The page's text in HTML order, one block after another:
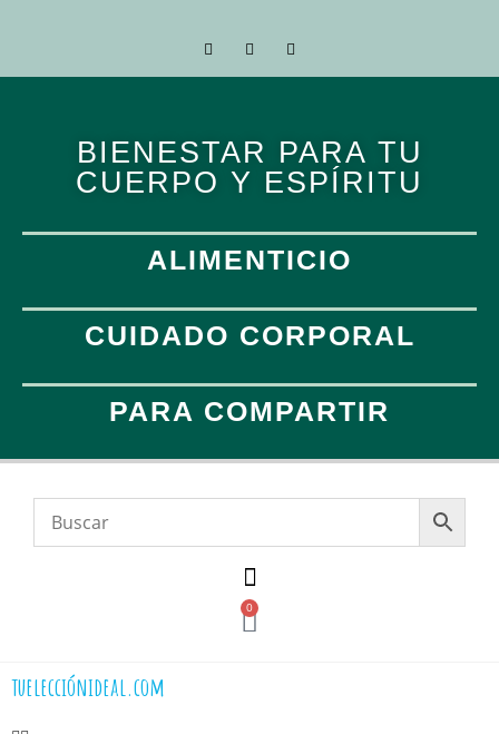
BIENESTAR PARA TU
CUERPO Y ESPÍRITU
ALIMENTICIO
CUIDADO CORPORAL
PARA COMPARTIR
0
tuelecciónideal.com